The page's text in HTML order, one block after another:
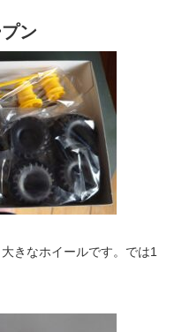
ン
きなホイールです。では1